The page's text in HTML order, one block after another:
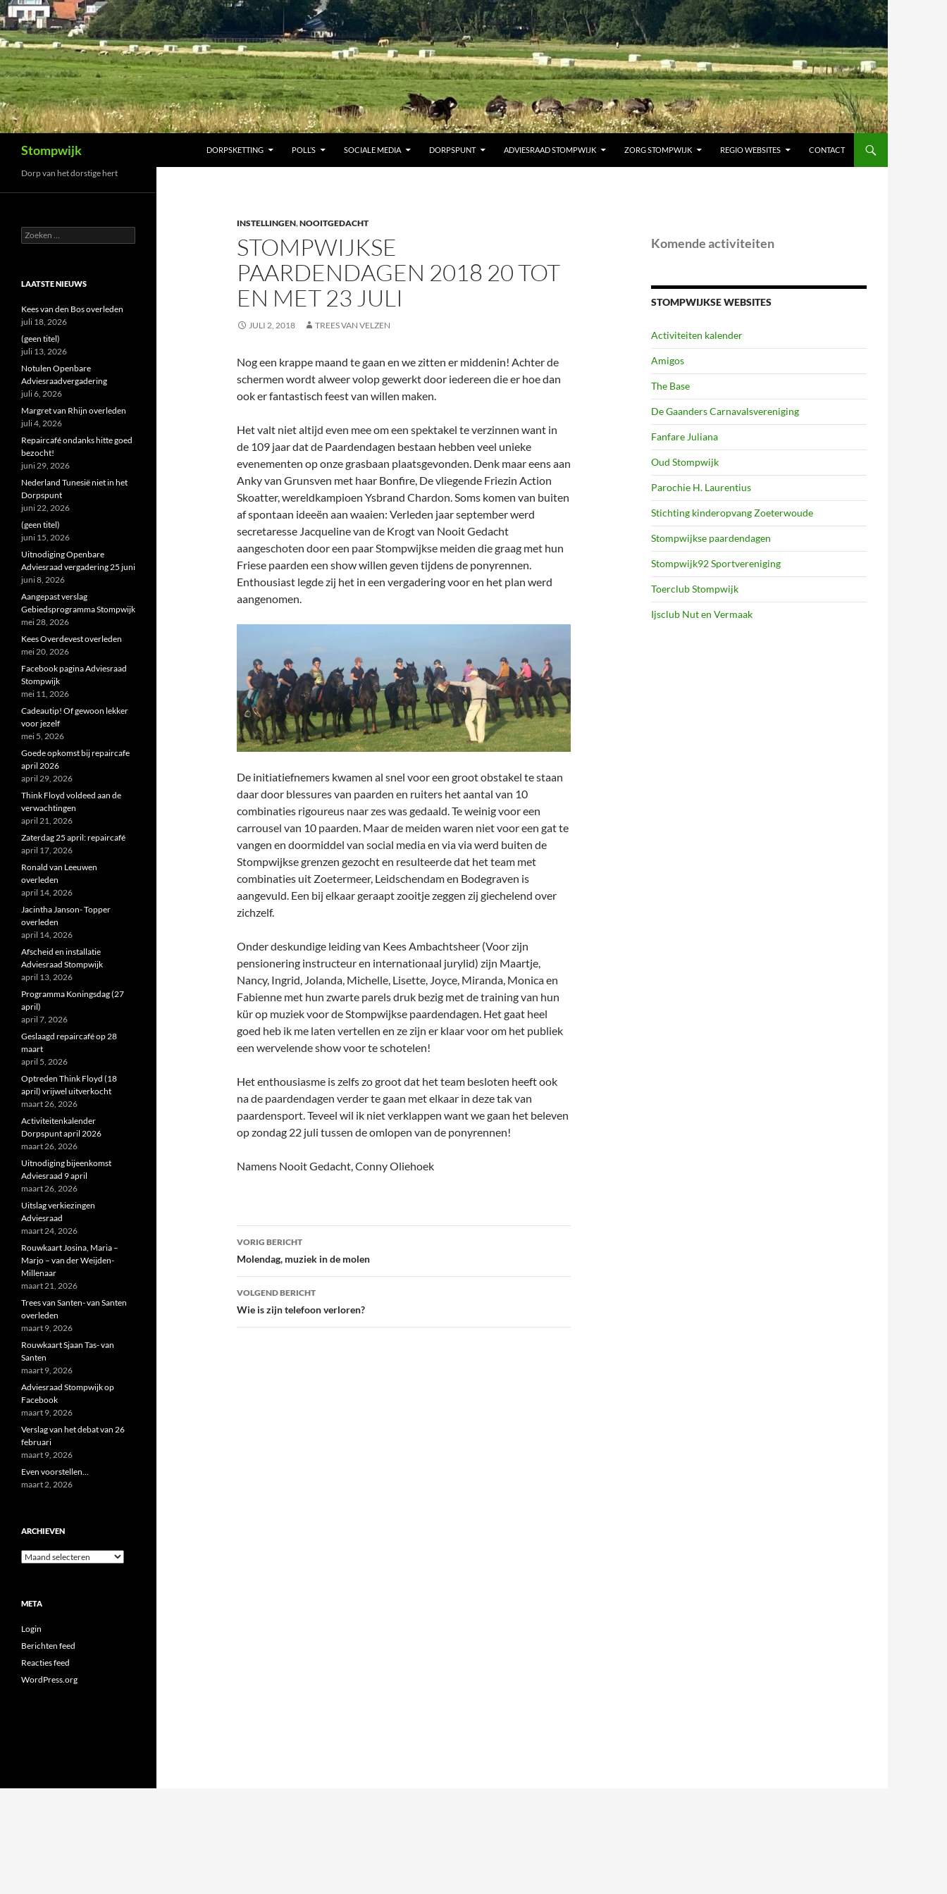
Ga
naar
de
inhoud
Stompwijk DORPSKETTING POLL’S SOCIALE MEDIA DORPSPUNT ADVIESRAAD STOMPWIJK ZORG STOMPWIJK REGIO WEBSITES CONTACT
INSTELLINGEN,NOOITGEDACHT
STOMPWIJKSE
PAARDENDAGEN 2018 20 TOT
EN MET 23 JULI
JULI 2, 2018 TREES VAN VELZEN
Nog een krappe maand te gaan en we zitten er middenin! Achter de
schermen wordt alweer volop gewerkt door iedereen die er hoe dan
ook er fantastisch feest van willen maken.
Het valt niet altijd even mee om een spektakel te verzinnen want in
de 109 jaar dat de Paardendagen bestaan hebben veel unieke
evenementen op onze grasbaan plaatsgevonden. Denk maar eens aan
Anky van Grunsven met haar Bonfire, De vliegende Friezin Action
Skoatter, wereldkampioen Ysbrand Chardon. Soms komen van buiten
af spontaan ideeën aan waaien: Verleden jaar september werd
secretaresse Jacqueline van de Krogt van Nooit Gedacht
aangeschoten door een paar Stompwijkse meiden die graag met hun
Friese paarden een show willen geven tijdens de ponyrennen.
Enthousiast legde zij het in een vergadering voor en het plan werd
aangenomen.
De initiatiefnemers kwamen al snel voor een groot obstakel te staan
daar door blessures van paarden en ruiters het aantal van 10
combinaties rigoureus naar zes was gedaald. Te weinig voor een
carrousel van 10 paarden. Maar de meiden waren niet voor een gat te
vangen en doormiddel van social media en via via werd buiten de
Stompwijkse grenzen gezocht en resulteerde dat het team met
combinaties uit Zoetermeer, Leidschendam en Bodegraven is
aangevuld. Een bij elkaar geraapt zooitje zeggen zij giechelend over
zichzelf.
Onder deskundige leiding van Kees Ambachtsheer (Voor zijn
pensionering instructeur en internationaal jurylid) zijn Maartje,
Nancy, Ingrid, Jolanda, Michelle, Lisette, Joyce, Miranda, Monica en
Fabienne met hun zwarte parels druk bezig met de training van hun
kür op muziek voor de Stompwijkse paardendagen. Het gaat heel
goed heb ik me laten vertellen en ze zijn er klaar voor om het publiek
een wervelende show voor te schotelen!
Het enthousiasme is zelfs zo groot dat het team besloten heeft ook
na de paardendagen verder te gaan met elkaar in deze tak van
paardensport. Teveel wil ik niet verklappen want we gaan het beleven
op zondag 22 juli tussen de omlopen van de ponyrennen!
Namens Nooit Gedacht, Conny Oliehoek
Bericht
navigatie
VORIG BERICHT
Molendag, muziek in de molen
VOLGEND BERICHT
Wie is zijn telefoon verloren?
Komende activiteiten
STOMPWIJKSE WEBSITES
Activiteiten kalender
Amigos
The Base
De Gaanders Carnavalsvereniging
Fanfare Juliana
Oud Stompwijk
Parochie H. Laurentius
Stichting kinderopvang Zoeterwoude
Stompwijkse paardendagen
Stompwijk92 Sportvereniging
Toerclub Stompwijk
Ijsclub Nut en Vermaak
Dorp van het dorstige hert
Zoeken
naar:
LAATSTE NIEUWS
Kees van den Bos overleden
juli 18, 2026
(geen titel)
juli 13, 2026
Notulen Openbare
Adviesraadvergadering
juli 6, 2026
Margret van Rhijn overleden
juli 4, 2026
Repaircafé ondanks hitte goed
bezocht!
juni 29, 2026
Nederland Tunesië niet in het
Dorpspunt
juni 22, 2026
(geen titel)
juni 15, 2026
Uitnodiging Openbare
Adviesraad vergadering 25 juni
juni 8, 2026
Aangepast verslag
Gebiedsprogramma Stompwijk
mei 28, 2026
Kees Overdevest overleden
mei 20, 2026
Facebook pagina Adviesraad
Stompwijk
mei 11, 2026
Cadeautip! Of gewoon lekker
voor jezelf
mei 5, 2026
Goede opkomst bij repaircafe
april 2026
april 29, 2026
Think Floyd voldeed aan de
verwachtingen
april 21, 2026
Zaterdag 25 april: repaircafé
april 17, 2026
Ronald van Leeuwen
overleden
april 14, 2026
Jacintha Janson- Topper
overleden
april 14, 2026
Afscheid en installatie
Adviesraad Stompwijk
april 13, 2026
Programma Koningsdag (27
april)
april 7, 2026
Geslaagd repaircafé op 28
maart
april 5, 2026
Optreden Think Floyd (18
april) vrijwel uitverkocht
maart 26, 2026
Activiteitenkalender
Dorpspunt april 2026
maart 26, 2026
Uitnodiging bijeenkomst
Adviesraad 9 april
maart 26, 2026
Uitslag verkiezingen
Adviesraad
maart 24, 2026
Rouwkaart Josina, Maria –
Marjo – van der Weijden-
Millenaar
maart 21, 2026
Trees van Santen- van Santen
overleden
maart 9, 2026
Rouwkaart Sjaan Tas- van
Santen
maart 9, 2026
Adviesraad Stompwijk op
Facebook
maart 9, 2026
Verslag van het debat van 26
februari
maart 9, 2026
Even voorstellen…
maart 2, 2026
ARCHIEVEN
Archieven
META
Login
Berichten feed
Reacties feed
WordPress.org